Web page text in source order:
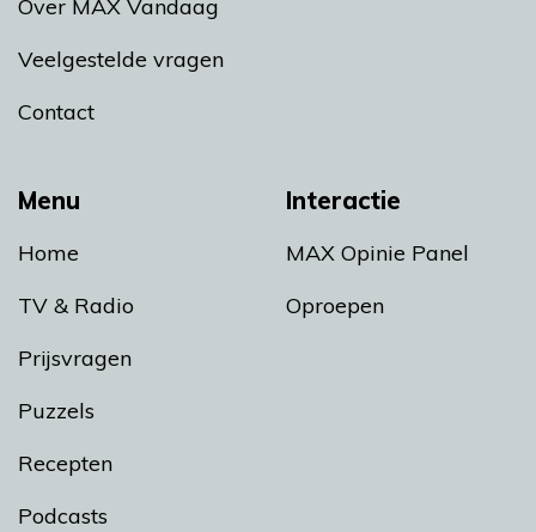
Menu
Home
TV & Radio
Prijsvragen
Puzzels
Recepten
Podcasts
Interactie
MAX Opinie Panel
Oproepen
Over MAX Vandaag
Veelgestelde vragen
Contact